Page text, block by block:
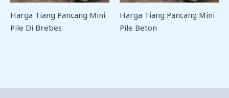
Harga Tiang Pancang Mini
Pile Di Brebes
Harga Tiang Pancang Mini
Pile Beton